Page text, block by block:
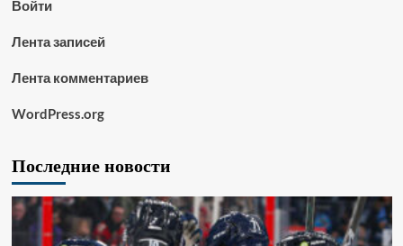
Войти
Лента записей
Лента комментариев
WordPress.org
Последние новости